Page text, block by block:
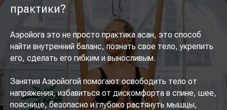
практики?
Аэройога это не просто практика асан, это способ
найти внутренний баланс, познать свое тело, укрепить
его, сделать его гибким и выносливым.
Занятия Аэройогой помогают освободить тело от
напряжения, избавиться от дискомфорта в спине, шее,
пояснице, безопасно и глубоко растянуть мышцы,